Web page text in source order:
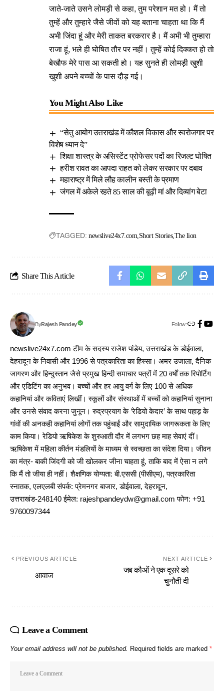
जाते-जाते उसने लोमड़ी से कहा, तुम परेशान मत हो। मैं तो
तुम्हें और तुम्हारे जैसे जीवों को यह बताना चाहता था कि मैं
अभी जिंदा हूं और मेरी ताकत बरकरार है। मैं अभी भी तुम्हारा
राजा हूं, भले ही घोषित तौर पर नहीं। तुम्हें कोई दिक्कत हो तो
बेखौफ मेरे पास आ सकती हो। यह सुनते ही लोमड़ी खुशी
खुशी अपने बच्चों के पास दौड़ गई।
You Might Also Like
“सेतु आयोग उत्तराखंड में कौशल विकास और स्वरोजगार पर
विशेष ध्यान दे”
शिक्षा शास्त्र के असिस्टेंट प्रोफेसर पदों का रिजल्ट घोषित
हरीश रावत का आपदा राहत को लेकर सरकार पर दबाव
महाराष्ट्र में मिले लौह कालीन बस्ती के प्रमाण
जंगल में अकेले रहते 85 साल की बूढ़ी मां और दिव्यांग बेटा
TAGGED: newslive24x7.com Short Stories The lion
Share This Article
ByRajesh Pandey Follow:
newslive24x7.com टीम के सदस्य राजेश पांडेय, उत्तराखंड के डोईवाला,
देहरादून के निवासी और 1996 से पत्रकारिता का हिस्सा। अमर उजाला, दैनिक
जागरण और हिन्दुस्तान जैसे प्रमुख हिन्दी समाचार पत्रों में 20 वर्षों तक रिपोर्टिंग
और एडिटिंग का अनुभव। बच्चों और हर आयु वर्ग के लिए 100 से अधिक
कहानियां और कविताएं लिखीं। स्कूलों और संस्थाओं में बच्चों को कहानियां सुनाना
और उनसे संवाद करना जुनून। रुद्रप्रयाग के ‘रेडियो केदार’ के साथ पहाड़ के
गांवों की अनकही कहानियां लोगों तक पहुंचाईं और सामुदायिक जागरूकता के लिए
काम किया। रेडियो ऋषिकेश के शुरुआती दौर में लगभग छह माह सेवाएं दीं।
ऋषिकेश में महिला कीर्तन मंडलियों के माध्यम से स्वच्छता का संदेश दिया। जीवन
का मंत्र- बाकी जिंदगी को जी खोलकर जीना चाहता हूं, ताकि बाद में ऐसा न लगे
कि मैं तो जीया ही नहीं। शैक्षणिक योग्यता: बी.एससी (पीसीएम), पत्रकारिता
स्नातक, एलएलबी संपर्क: प्रेमनगर बाजार, डोईवाला, देहरादून,
उत्तराखंड-248140 ईमेल: rajeshpandeydw@gmail.com फोन: +91
9760097344
PREVIOUS ARTICLE
आवाज
NEXT ARTICLE
जब कौओं ने एक दूसरे को
चुनौती दी
Leave a Comment
Your email address will not be published. Required fields are marked *